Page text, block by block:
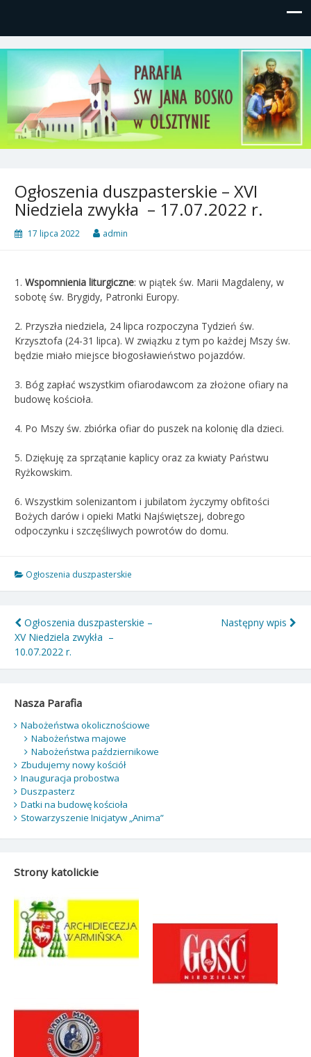
Parafia św, Jana Bosko w
Olsztynie
Gutkowo, ul. Żółkiewskiego 1
Ogłoszenia duszpasterskie – XVI
Niedziela zwykła – 17.07.2022 r.
17 lipca 2022 admin
1. Wspomnienia liturgiczne: w piątek św. Marii Magdaleny, w
sobotę św. Brygidy, Patronki Europy.
2. Przyszła niedziela, 24 lipca rozpoczyna Tydzień św.
Krzysztofa (24-31 lipca). W związku z tym po każdej Mszy św.
będzie miało miejsce błogosławieństwo pojazdów.
3. Bóg zapłać wszystkim ofiarodawcom za złożone ofiary na
budowę kościoła.
4. Po Mszy św. zbiórka ofiar do puszek na kolonię dla dzieci.
5. Dziękuję za sprzątanie kaplicy oraz za kwiaty Państwu
Ryżkowskim.
6. Wszystkim solenizantom i jubilatom życzymy obfitości
Bożych darów i opieki Matki Najświętszej, dobrego
odpoczynku i szczęśliwych powrotów do domu.
Ogłoszenia duszpasterskie
Nawigacja
wpisu
Ogłoszenia duszpasterskie –
XV Niedziela zwykła –
10.07.2022 r.
Następny wpis
Nasza Parafia
Nabożeństwa okolicznościowe
Nabożeństwa majowe
Nabożeństwa październikowe
Zbudujemy nowy kościół
Inauguracja probostwa
Duszpasterz
Datki na budowę kościoła
Stowarzyszenie Inicjatyw „Anima”
Strony katolickie